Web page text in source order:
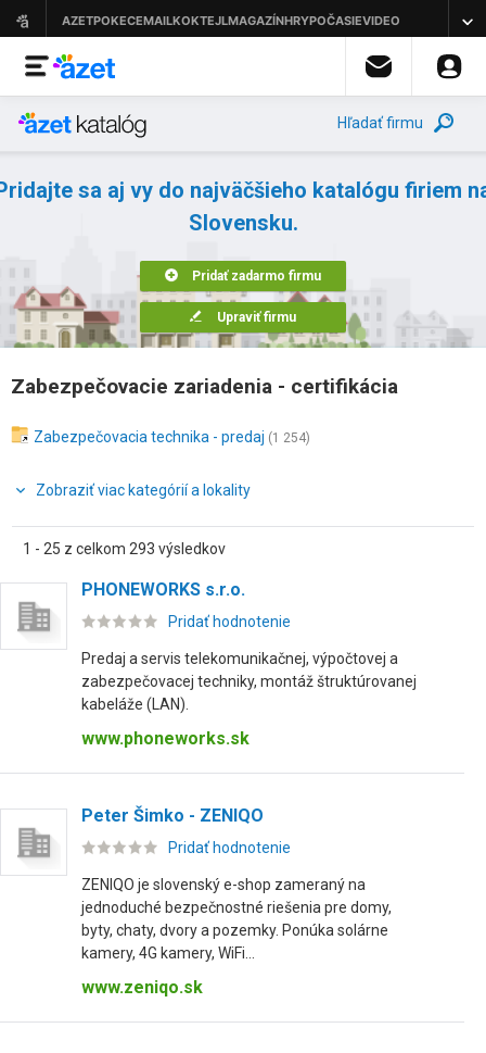
Hľadať firmu
sa aj vy do najväčšieho katalógu firiem
Slovensku.
Pridať zadarmo firmu
Upraviť firmu
Zabezpečovacie zariadenia - certifikácia
Zabezpečovacia technika - predaj (1 254)
Zobraziť viac kategórií a lokality
1 - 25 z celkom 293 výsledkov
PHONEWORKS s.r.o.
Pridať hodnotenie
Predaj a servis telekomunikačnej, výpočtovej a
zabezpečovacej techniky, montáž štruktúrovanej
kabeláže (LAN).
www.phoneworks.sk
Peter Šimko - ZENIQO
Pridať hodnotenie
ZENIQO je slovenský e-shop zameraný na
jednoduché bezpečnostné riešenia pre domy,
byty, chaty, dvory a pozemky. Ponúka solárne
kamery, 4G kamery, WiFi...
www.zeniqo.sk